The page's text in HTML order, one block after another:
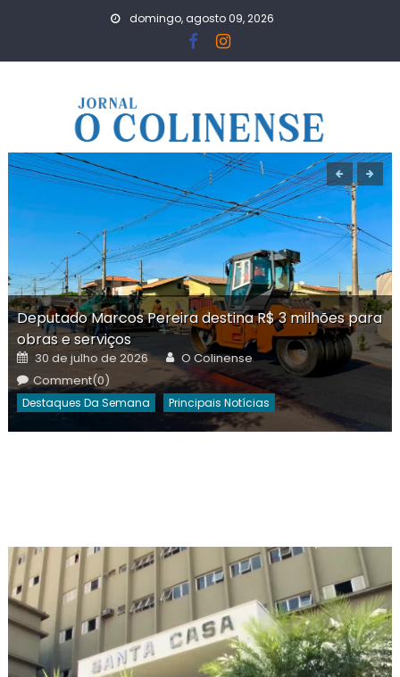
domingo, agosto 09, 2026
Deputado Marcos Pereira destina R$ 3 milhões para
obras e serviços
Posted
on
30 de julho de 2026 Author
O Colinense
Comment(0)
Destaques Da Semana Principais Notícias